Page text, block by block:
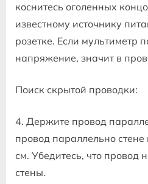
коснитесь оголенных
известному источнику
розетке. Если мультиметр
напряжение, значит в
Поиск скрытой проводки:
4. Держите провод
провод параллельно
см. Убедитесь, что провод
стены.